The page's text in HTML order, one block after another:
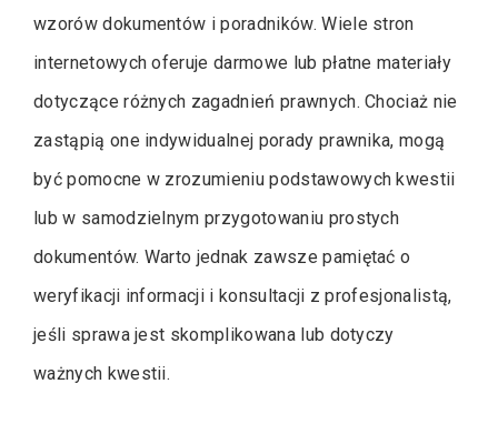
wzorów dokumentów i poradników. Wiele stron
internetowych oferuje darmowe lub płatne materiały
dotyczące różnych zagadnień prawnych. Chociaż nie
zastąpią one indywidualnej porady prawnika, mogą
być pomocne w zrozumieniu podstawowych kwestii
lub w samodzielnym przygotowaniu prostych
dokumentów. Warto jednak zawsze pamiętać o
weryfikacji informacji i konsultacji z profesjonalistą,
jeśli sprawa jest skomplikowana lub dotyczy
ważnych kwestii.